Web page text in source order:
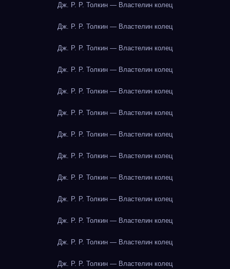
Дж. Р. Р. Толкин — Властелин колец
Дж. Р. Р. Толкин — Властелин колец
Дж. Р. Р. Толкин — Властелин колец
Дж. Р. Р. Толкин — Властелин колец
Дж. Р. Р. Толкин — Властелин колец
Дж. Р. Р. Толкин — Властелин колец
Дж. Р. Р. Толкин — Властелин колец
Дж. Р. Р. Толкин — Властелин колец
Дж. Р. Р. Толкин — Властелин колец
Дж. Р. Р. Толкин — Властелин колец
Дж. Р. Р. Толкин — Властелин колец
Дж. Р. Р. Толкин — Властелин колец
Дж. Р. Р. Толкин — Властелин колец